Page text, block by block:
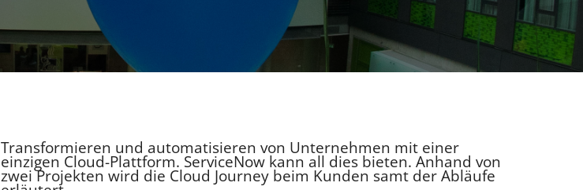
Transformieren und automatisieren von Unternehmen mit einer
einzigen Cloud-Plattform. ServiceNow kann all dies bieten. Anhand von
zwei Projekten wird die Cloud Journey beim Kunden samt der Abläufe